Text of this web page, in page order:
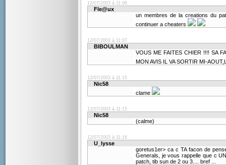
12/07/2003 à 11:06
Fle@ux
un membres de la creations du
continuer a cheaters
12/07/2003 à 11:07
BIBOULMAN
VOUS ME FAITES CHIER !!!! SA
MON AVIS IL VA SORTIR MI-
12/07/2003 à 11:15
Nic58
clame
12/07/2003 à 11:15
Nic58
(calme)
12/07/2003 à 11:16
U_lysse
goretus1er> ca c TA facon de
Generals, je vous rappelle que c
patch, tib sun de 2 ou 3.... bref ...